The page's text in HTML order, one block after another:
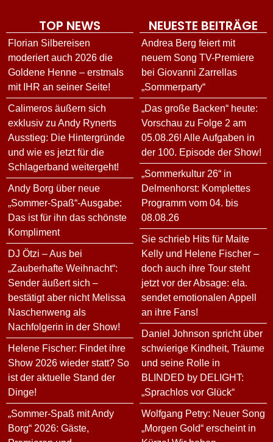
TOP NEWS
Florian Silbereisen
moderiert auch 2026 die
Goldene Henne – erstmals
mit IHR an seiner Seite!
Calimeros äußern sich
exklusiv zu Andy Rynerts
Ausstieg: Die Hintergründe
und wie es jetzt für die
Schlagerband weitergeht!
Andy Borg über neue
„Sommer-Spaß“-Ausgabe:
Das ist für ihn das schönste
Kompliment
DJ Ötzi – Aus bei
„Zauberhafte Weihnacht“:
Sender äußert sich –
bestätigt aber nicht Melissa
Naschenweng als
Nachfolgerin in der Show!
Helene Fischer: Findet ihre
Show 2026 wieder statt? So
ist der aktuelle Stand der
Dinge!
„Sommer-Spaß mit Andy
Borg“ 2026: Gäste,
NEUESTE BEITRÄGE
Andrea Berg feiert mit
neuem Song TV-Premiere
bei Giovanni Zarrellas
„Sommerparty“
„Das große Backen“ heute:
Vorschau zu Folge 2 am
05.08.26! Alle Aufgaben in
der 100. Episode der Show!
„Sommerkultur 26“ in
Delmenhorst: Komplettes
Programm vom 04. bis
08.08.26
Sie schrieb Hits für Maite
Kelly und Helene Fischer –
doch auch ihre Tour steht
jetzt vor der Absage: ela.
sendet emotionalen Appell
an ihre Fans!
Daniel Johnson spricht über
schwierige Kindheit, Träume
und seine Rolle in
BLINDED by DELIGHT:
„Sprachlos vor Glück“
Wolfgang Petry: Neuer Song
„Morgen Gold“ erscheint in